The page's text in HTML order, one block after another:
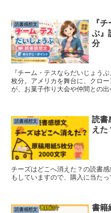
読書感想文
『
ぶ』
分
『チーム・テスならだいじょう
枚分。アメリカを舞台に、クロ
が、お菓子作り大会や仲間との
読書感想文
読書
えた
チーズはどこへ消えた？の読書
もしていますので、購入に当たっ
読書感想文
書籍